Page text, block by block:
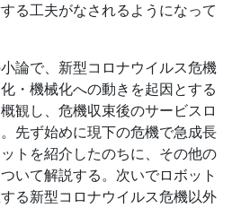
る工夫がなされるようになって
論で、新型コロナウイルス危機
・機械化への動きを起因とする
観し、危機収束後のサービスロ
先ず始めに現下の危機で急成長
トを紹介したのちに、その他の
いて解説する。次いでロボット
る新型コロナウイルス危機以外